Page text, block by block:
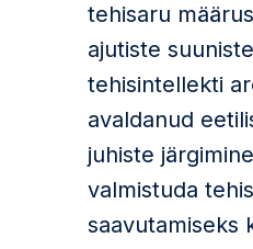
tehisaru
ajutiste
tehisintellekti
avaldanud
juhiste
valmistuda
saavutamiseks